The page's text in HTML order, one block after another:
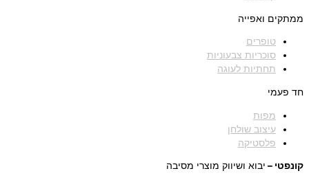
ממתקים ואפייה
טופרים
סוכריות צבעוניות
תחתיות לעוגה
חד פעמי
מפות
עיצוב שולחן
פלסטיקה
קונפטי – יבוא ושיווק מוצרי מסיבה